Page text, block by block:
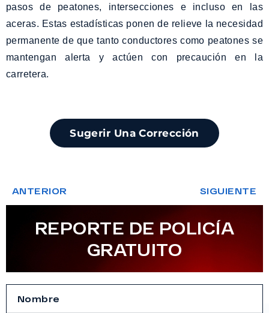
pasos de peatones, intersecciones e incluso en las
aceras. Estas estadísticas ponen de relieve la necesidad
permanente de que tanto conductores como peatones se
mantengan alerta y actúen con precaución en la
carretera.
Sugerir Una Corrección
ANTERIOR SIGUIENTE
REPORTE DE POLICÍA
GRATUITO